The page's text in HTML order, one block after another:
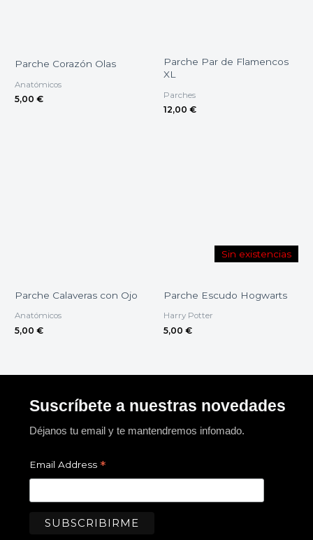
Parche Corazón Olas
Anatómicos
5,00 €
Parche Par de Flamencos
XL
Parches
12,00 €
Parche Calaveras con Ojo
Anatómicos
5,00 €
Sin existencias
Parche Escudo Hogwarts
Harry Potter
5,00 €
Suscríbete a nuestras novedades
Déjanos tu email y te mantendremos infomado.
Email Address *